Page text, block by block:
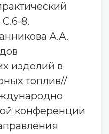
С.6-8.
А.А.
изделий в
топлив//
конференции